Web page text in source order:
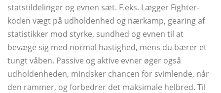
statstildelinger og evnen sæt. F.eks. Lægger Fighter-
koden vægt på udholdenhed og nærkamp, ​​gearing af
statistikker mod styrke, sundhed og evnen til at
bevæge sig med normal hastighed, mens du bærer et
tungt våben. Passive og aktive evner øger også
udholdenheden, mindsker chancen for svimlende, når
den rammer, og forbedrer det maksimale helbred. Til